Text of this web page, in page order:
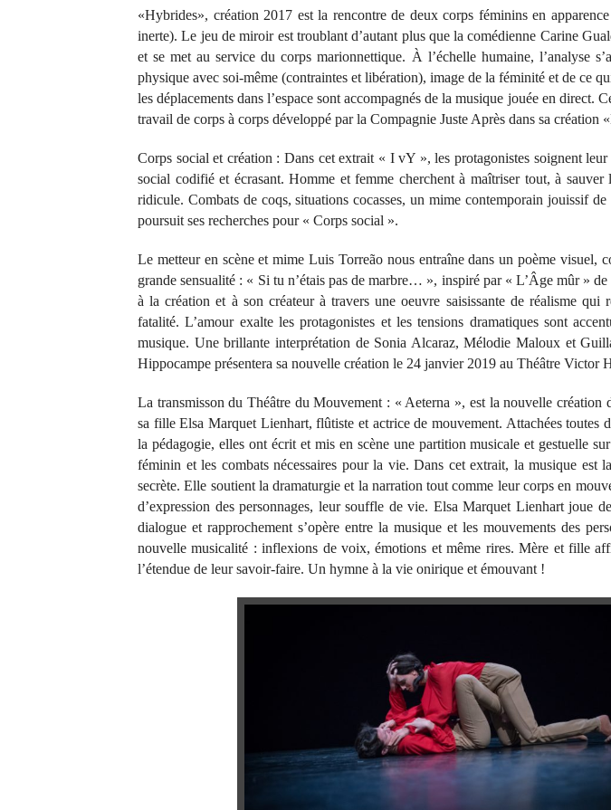
«Hybrides», création 2017 est la rencontre de deux corps féminins en
inerte). Le jeu de miroir est troublant d’autant plus que la comédienne Carine
et se met au service du corps marionnettique. À l’échelle humaine, l’analyse
physique avec soi-même (contraintes et libération), image de la féminité et de ce
les déplacements dans l’espace sont accompagnés de la musique jouée en direct.
travail de corps à corps développé par la Compagnie Juste Après dans sa création
Corps social et création : Dans cet extrait « I vY », les protagonistes soignent leur
social codifié et écrasant. Homme et femme cherchent à maîtriser tout, à sauver
ridicule. Combats de coqs, situations cocasses, un mime contemporain jouissif
poursuit ses recherches pour « Corps social ».
Le metteur en scène et mime Luis Torreão nous entraîne dans un poème visuel,
grande sensualité : « Si tu n’étais pas de marbre… », inspiré par « L’Âge mûr »
à la création et à son créateur à travers une oeuvre saisissante de réalisme qui
fatalité. L’amour exalte les protagonistes et les tensions dramatiques sont
musique. Une brillante interprétation de Sonia Alcaraz, Mélodie Maloux et
Hippocampe présentera sa nouvelle création le 24 janvier 2019 au Théâtre Victor
La transmisson du Théâtre du Mouvement : « Aeterna », est la nouvelle création
sa fille Elsa Marquet Lienhart, flûtiste et actrice de mouvement. Attachées toutes
la pédagogie, elles ont écrit et mis en scène une partition musicale et gestuelle
féminin et les combats nécessaires pour la vie. Dans cet extrait, la musique est
secrète. Elle soutient la dramaturgie et la narration tout comme leur corps en
d’expression des personnages, leur souffle de vie. Elsa Marquet Lienhart joue
dialogue et rapprochement s’opère entre la musique et les mouvements des
nouvelle musicalité : inflexions de voix, émotions et même rires. Mère et fille
l’étendue de leur savoir-faire. Un hymne à la vie onirique et émouvant !